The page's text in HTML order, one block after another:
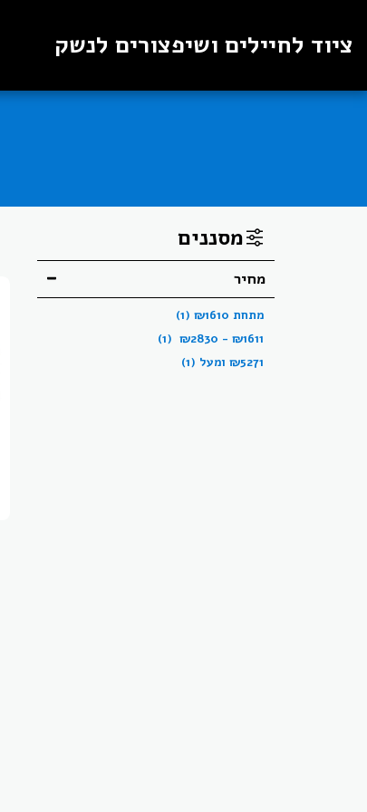
ציוד לחיילים ושיפצורים לנשק
מסננים
מחיר
מתחת ₪1610
(1)
₪1611
-
₪2830
(1)
₪5271 ומעל (1)